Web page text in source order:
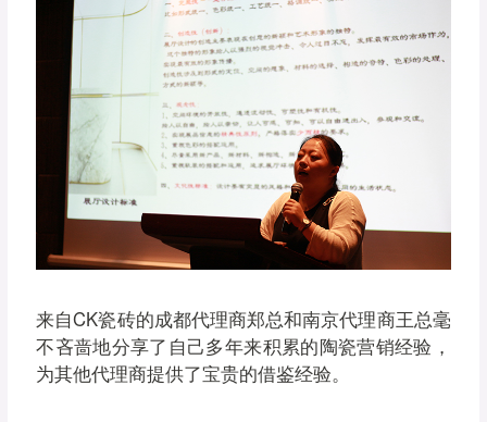
来自CK瓷砖的成都代理商郑总和南京代理商王总毫
不吝啬地分享了自己多年来积累的陶瓷营销经验，
为其他代理商提供了宝贵的借鉴经验。